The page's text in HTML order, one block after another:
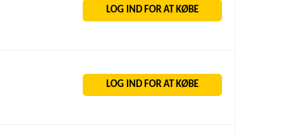
LOG IND FOR AT KØBE
LOG IND FOR AT KØBE